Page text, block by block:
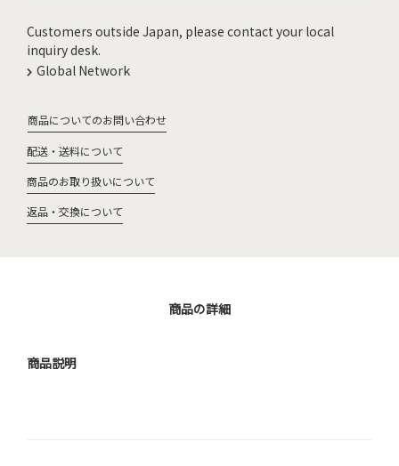
Customers outside Japan, please contact your local
inquiry desk.
Global Network
商品についてのお問い合わせ
配送・送料について
商品のお取り扱いについて
返品・交換について
商品の詳細
商品説明